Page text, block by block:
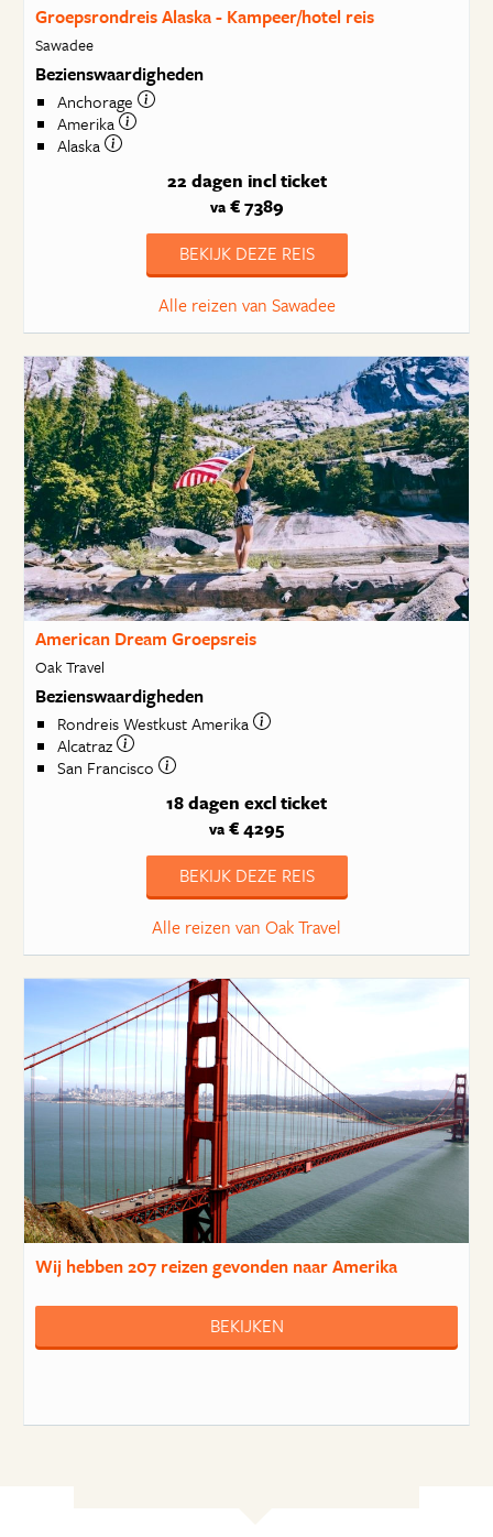
Groepsrondreis Alaska - Kampeer/hotel reis
Sawadee
Bezienswaardigheden
Anchorage
Amerika
Alaska
22 dagen incl ticket
va€ 7389
BEKIJK DEZE REIS
Alle reizen van Sawadee
American Dream Groepsreis
Oak Travel
Bezienswaardigheden
Rondreis Westkust Amerika
Alcatraz
San Francisco
18 dagen excl ticket
va € 4295
BEKIJK DEZE REIS
Alle reizen van Oak Travel
Wij hebben207 reizengevonden naar Amerika
BEKIJKEN